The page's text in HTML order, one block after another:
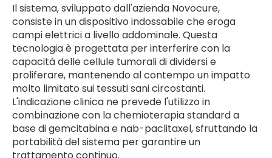
Il sistema, sviluppato dall'azienda Novocure,
consiste in un dispositivo indossabile che eroga
campi elettrici a livello addominale. Questa
tecnologia è progettata per interferire con la
capacità delle cellule tumorali di dividersi e
proliferare, mantenendo al contempo un impatto
molto limitato sui tessuti sani circostanti.
L'indicazione clinica ne prevede l'utilizzo in
combinazione con la chemioterapia standard a
base di gemcitabina e nab-paclitaxel, sfruttando la
portabilità del sistema per garantire un
trattamento continuo.